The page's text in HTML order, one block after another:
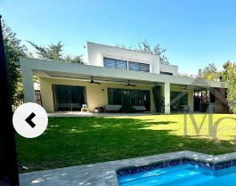
Previous